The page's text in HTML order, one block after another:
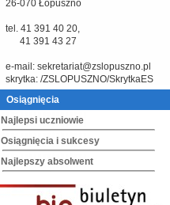
26-070 Łopuszno
tel. 41 391 40 20,
41 391 43 27
e-mail: sekretariat@zslopuszno.pl
skrytka: /ZSLOPUSZNO/SkrytkaES
Osiągnięcia
Najlepsi uczniowie
Osiągnięcia i sukcesy
Najlepszy absolwent